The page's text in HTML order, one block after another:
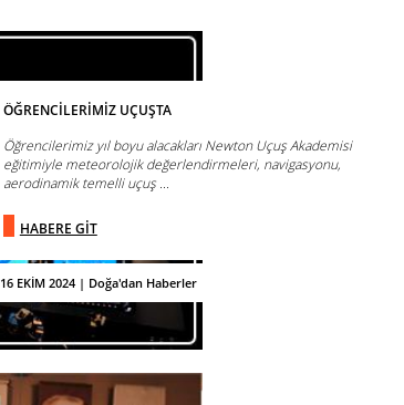
16 EKİM 2024 | Doğa'dan Haberler
ÖĞRENCİLERİMİZ UÇUŞTA
Öğrencilerimiz yıl boyu alacakları Newton Uçuş Akademisi
eğitimiyle meteorolojik değerlendirmeleri, navigasyonu,
aerodinamik temelli uçuş ...
HABERE GİT